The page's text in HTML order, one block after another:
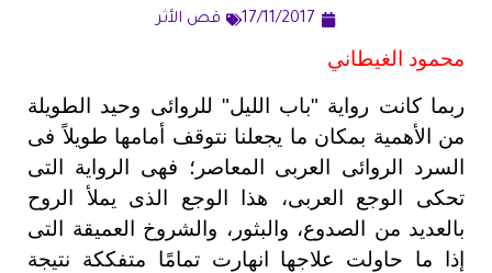
17/11/2017 قص الأثر
محمود الغيطاني
ربما كانت رواية "باب الليل" للروائى وحيد الطويلة
من الأهمية بمكان ما يجعلنا نتوقف أمامها طويلاً فى
السرد الروائى العربى المعاصر؛ فهى الرواية التى
تحكى الوجع العربى، هذا الوجع الذى يملأ الروح
بالعديد من الصدوع، والبثور، والشروخ العميقة التى
إذا ما حاولت علاجها انهارت تمامًا متفككة نتيجة